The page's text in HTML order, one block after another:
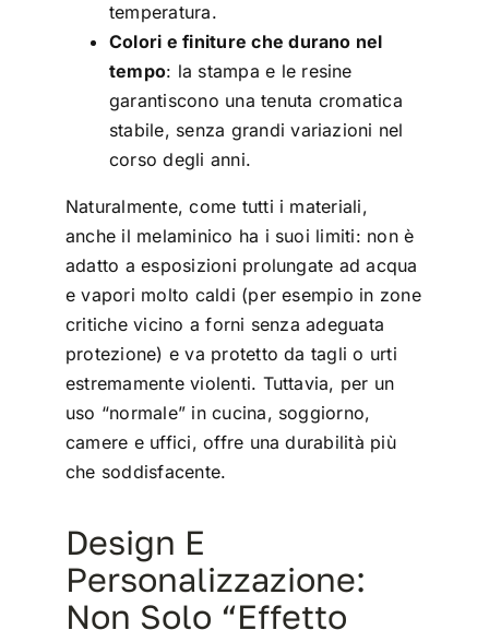
temperatura.
Colori e finiture che durano nel
tempo: la stampa e le resine
garantiscono una tenuta cromatica
stabile, senza grandi variazioni nel
corso degli anni.
Naturalmente, come tutti i materiali,
anche il melaminico ha i suoi limiti: non è
adatto a esposizioni prolungate ad acqua
e vapori molto caldi (per esempio in zone
critiche vicino a forni senza adeguata
protezione) e va protetto da tagli o urti
estremamente violenti. Tuttavia, per un
uso “normale” in cucina, soggiorno,
camere e uffici, offre una durabilità più
che soddisfacente.
Design E
Personalizzazione:
Non Solo “effetto